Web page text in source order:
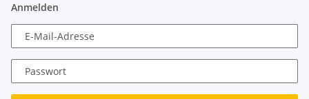
Anmelden
E-Mail-Adresse
Passwort